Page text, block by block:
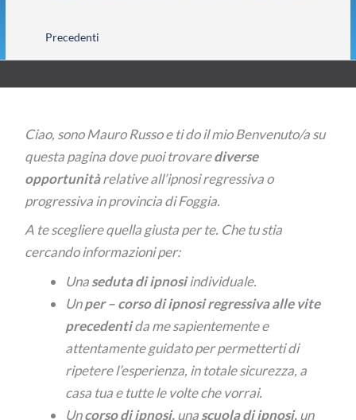
Precedenti
Ciao, sono Mauro Russo e ti do il mio Benvenuto/a su
questa pagina dove puoi trovarediverse
opportunitàrelative all’ipnosi regressiva o
progressiva in provincia di Foggia.
A te scegliere quella giusta per te. Che tu stia
cercando informazioni per:
Unaseduta di ipnosiindividuale.
Unper –corso di ipnosi regressiva alle vite
precedentida me sapientemente e
attentamente guidato per permetterti di
ripetere l’esperienza, in totale sicurezza, a
casa tua e tutte le volte che vorrai.
Uncorso di ipnosi,unascuola di ipnosi,un